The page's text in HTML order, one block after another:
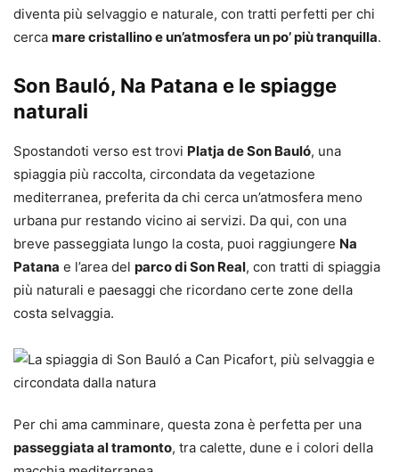
diventa più selvaggio e naturale, con tratti perfetti per chi
cerca mare cristallino e un’atmosfera un po’ più tranquilla.
Son Bauló, Na Patana e le spiagge
naturali
Spostandoti verso est trovi Platja de Son Bauló, una
spiaggia più raccolta, circondata da vegetazione
mediterranea, preferita da chi cerca un’atmosfera meno
urbana pur restando vicino ai servizi. Da qui, con una
breve passeggiata lungo la costa, puoi raggiungere Na
Patana e l’area del parco di Son Real, con tratti di spiaggia
più naturali e paesaggi che ricordano certe zone della
costa selvaggia.
Per chi ama camminare, questa zona è perfetta per una
passeggiata al tramonto, tra calette, dune e i colori della